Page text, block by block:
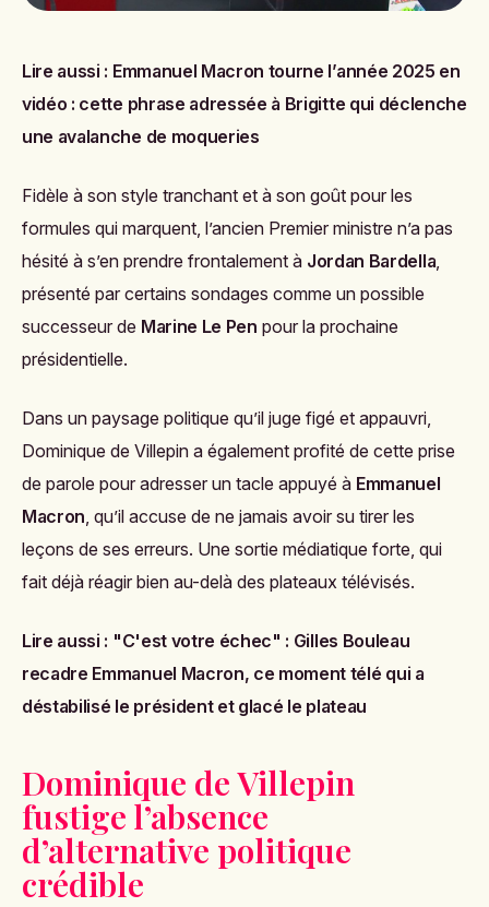
Lire aussi : Emmanuel Macron tourne l’année 2025 en
vidéo : cette phrase adressée à Brigitte qui déclenche
une avalanche de moqueries
Fidèle à son style tranchant et à son goût pour les
formules qui marquent, l’ancien Premier ministre n’a pas
hésité à s’en prendre frontalement à Jordan Bardella,
présenté par certains sondages comme un possible
successeur de Marine Le Pen pour la prochaine
présidentielle.
Dans un paysage politique qu’il juge figé et appauvri,
Dominique de Villepin a également profité de cette prise
de parole pour adresser un tacle appuyé à Emmanuel
Macron, qu’il accuse de ne jamais avoir su tirer les
leçons de ses erreurs. Une sortie médiatique forte, qui
fait déjà réagir bien au-delà des plateaux télévisés.
Lire aussi : "C'est votre échec" : Gilles Bouleau
recadre Emmanuel Macron, ce moment télé qui a
déstabilisé le président et glacé le plateau
Dominique de Villepin
fustige l’absence
d’alternative politique
crédible